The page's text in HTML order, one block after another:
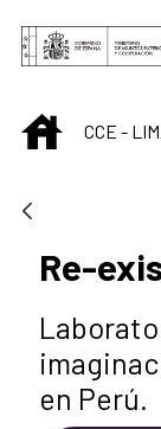
Saltar al
INICIO
CCE -
Re-
en Perú.